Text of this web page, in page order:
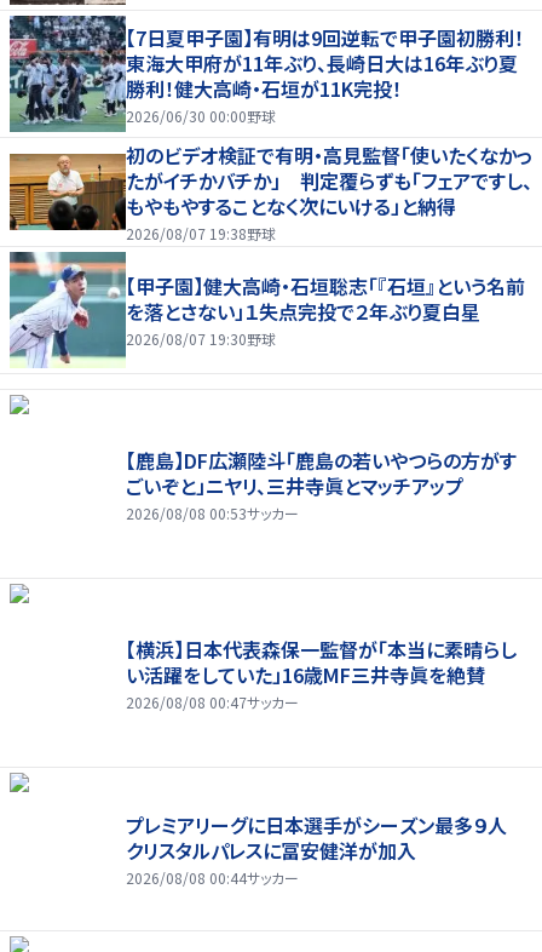
【7日夏甲子園】有明は9回逆転で甲子園初勝利！
東海大甲府が11年ぶり、長崎日大は16年ぶり夏
勝利！健大高崎・石垣が11K完投！
2026/06/30 00:00野球
初のビデオ検証で有明・高見監督「使いたくなかっ
たがイチかバチか」 判定覆らずも「フェアですし、
もやもやすることなく次にいける」と納得
2026/08/07 19:38野球
【甲子園】健大高崎・石垣聡志「『石垣』という名前
を落とさない」１失点完投で２年ぶり夏白星
2026/08/07 19:30野球
【鹿島】DF広瀬陸斗「鹿島の若いやつらの方がす
ごいぞと」ニヤリ、三井寺眞とマッチアップ
2026/08/08 00:53サッカー
【横浜】日本代表森保一監督が「本当に素晴らし
い活躍をしていた」16歳MF三井寺眞を絶賛
2026/08/08 00:47サッカー
プレミアリーグに日本選手がシーズン最多９人
クリスタルパレスに冨安健洋が加入
2026/08/08 00:44サッカー